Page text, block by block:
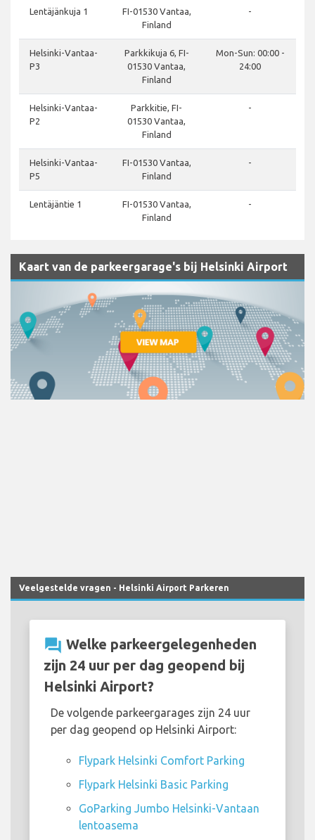
Lentäjänkuja 1
FI-01530 Vantaa,
Finland
-
Helsinki-Vantaa-
P3
Parkkikuja 6, FI-
01530 Vantaa,
Finland
Mon-Sun: 00:00 -
24:00
Helsinki-Vantaa-
P2
Parkkitie, FI-
01530 Vantaa,
Finland
-
Helsinki-Vantaa-
P5
FI-01530 Vantaa,
Finland
-
Lentäjäntie 1
FI-01530 Vantaa,
Finland
-
Kaart van de parkeergarage's bij Helsinki Airport
Veelgestelde vragen - Helsinki Airport Parkeren
question_answer Welke parkeergelegenheden
zijn 24 uur per dag geopend bij
Helsinki Airport?
De volgende parkeergarages zijn 24 uur
per dag geopend op Helsinki Airport:
Flypark Helsinki Comfort Parking
Flypark Helsinki Basic Parking
GoParking Jumbo Helsinki-Vantaan
lentoasema